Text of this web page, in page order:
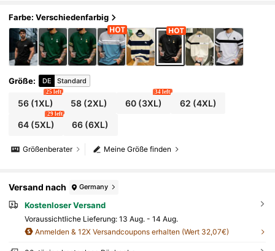
Farbe: Verschiedenfarbig
Größe: DE Standard
56(1XL)
25 left
58 (2XL) 60(3XL)
34 left
62 (4XL)
64(5XL)
29 left
66 (6XL)
Meine Größe finden
Größenberater
Versand nach Germany
Kostenloser Versand
Voraussichtliche Lieferung: 13 Aug. - 14 Aug.
Anmelden & 12X Versandcoupons erhalten (Wert 32,07€)